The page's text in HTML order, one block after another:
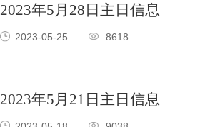
2023年5月28日主日信息
2023-05-25 8618
2023年5月21日主日信息